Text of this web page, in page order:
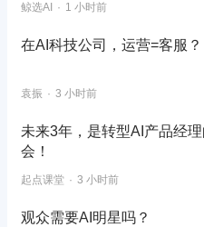
鲸选AI 1 小时前
在AI科技公司，运营=客服？
袁振 3 小时前
未来3年，是转型AI产品经
会！
起点课堂 3 小时前
观众需要AI明星吗？